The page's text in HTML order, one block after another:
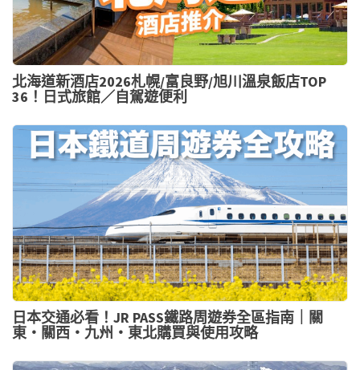
北海道新酒店2026札幌/富良野/旭川溫泉飯店TOP
36！日式旅館／自駕遊便利
日本交通必看！JR PASS鐵路周遊券全區指南｜關
東・關西・九州・東北購買與使用攻略